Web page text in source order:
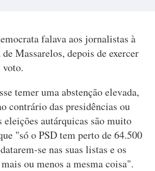
falava aos jornalistas à
Massarelos, depois de exercer
voto.
temer uma abstenção elevada,
contrário das presidências ou
autárquicas são muito
"só o PSD tem perto de 64.500
se nas suas listas e os
ou menos a mesma coisa".